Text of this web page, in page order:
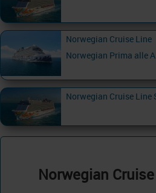
Norwegian Cruise Line
Norwegian Prima alle
Norwegian Cruise Line
Norwegian